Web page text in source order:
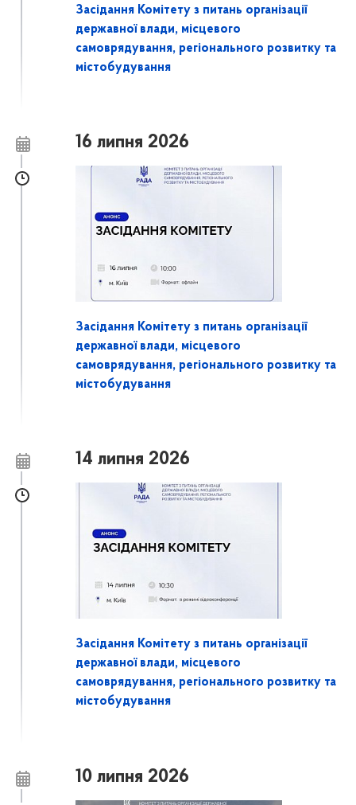
Засідання Комітету з питань організації
державної влади, місцевого
самоврядування, регіонального розвитку та
містобудування
16 липня 2026
Засідання Комітету з питань організації
державної влади, місцевого
самоврядування, регіонального розвитку та
містобудування
14 липня 2026
Засідання Комітету з питань організації
державної влади, місцевого
самоврядування, регіонального розвитку та
містобудування
10 липня 2026